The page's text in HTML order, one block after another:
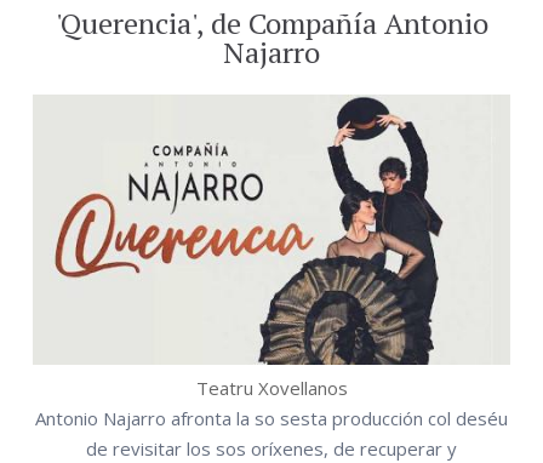
'Querencia', de Compañía Antonio
Najarro
Teatru Xovellanos
Antonio Najarro afronta la so sesta producción col deséu
de revisitar los sos oríxenes, de recuperar y